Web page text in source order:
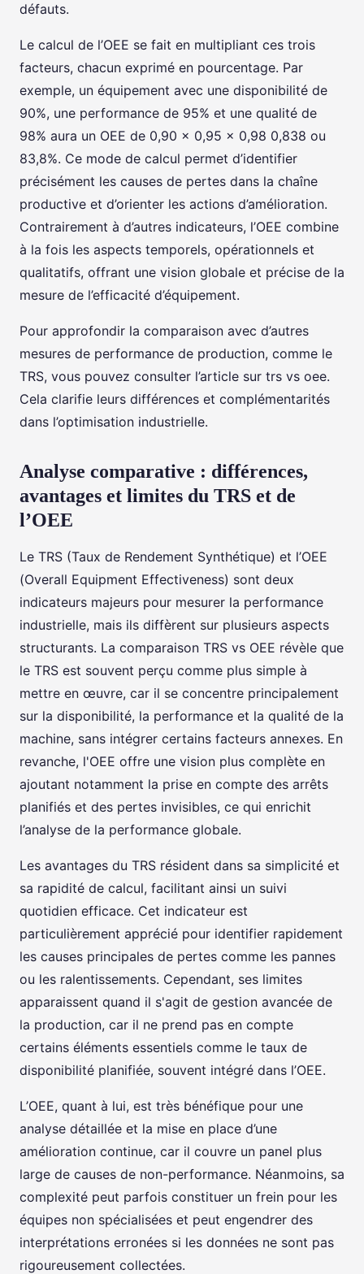
défauts.
Le calcul de l’OEE se fait en multipliant ces trois
facteurs, chacun exprimé en pourcentage. Par
exemple, un équipement avec une disponibilité de
90%, une performance de 95% et une qualité de
98% aura un OEE de 0,90 × 0,95 × 0,98 0,838 ou
83,8%. Ce mode de calcul permet d’identifier
précisément les causes de pertes dans la chaîne
productive et d’orienter les actions d’amélioration.
Contrairement à d’autres indicateurs, l’OEE combine
à la fois les aspects temporels, opérationnels et
qualitatifs, offrant une vision globale et précise de la
mesure de l’efficacité d’équipement.
Pour approfondir la comparaison avec d’autres
mesures de performance de production, comme le
TRS, vous pouvez consulter l’article sur trs vs oee.
Cela clarifie leurs différences et complémentarités
dans l’optimisation industrielle.
Analyse comparative : différences,
avantages et limites du TRS et de
l’OEE
Le TRS (Taux de Rendement Synthétique) et l’OEE
(Overall Equipment Effectiveness) sont deux
indicateurs majeurs pour mesurer la performance
industrielle, mais ils diffèrent sur plusieurs aspects
structurants. La comparaison TRS vs OEE révèle que
le TRS est souvent perçu comme plus simple à
mettre en œuvre, car il se concentre principalement
sur la disponibilité, la performance et la qualité de la
machine, sans intégrer certains facteurs annexes. En
revanche, l'OEE offre une vision plus complète en
ajoutant notamment la prise en compte des arrêts
planifiés et des pertes invisibles, ce qui enrichit
l’analyse de la performance globale.
Les avantages du TRS résident dans sa simplicité et
sa rapidité de calcul, facilitant ainsi un suivi
quotidien efficace. Cet indicateur est
particulièrement apprécié pour identifier rapidement
les causes principales de pertes comme les pannes
ou les ralentissements. Cependant, ses limites
apparaissent quand il s'agit de gestion avancée de
la production, car il ne prend pas en compte
certains éléments essentiels comme le taux de
disponibilité planifiée, souvent intégré dans l’OEE.
L’OEE, quant à lui, est très bénéfique pour une
analyse détaillée et la mise en place d’une
amélioration continue, car il couvre un panel plus
large de causes de non-performance. Néanmoins, sa
complexité peut parfois constituer un frein pour les
équipes non spécialisées et peut engendrer des
interprétations erronées si les données ne sont pas
rigoureusement collectées.